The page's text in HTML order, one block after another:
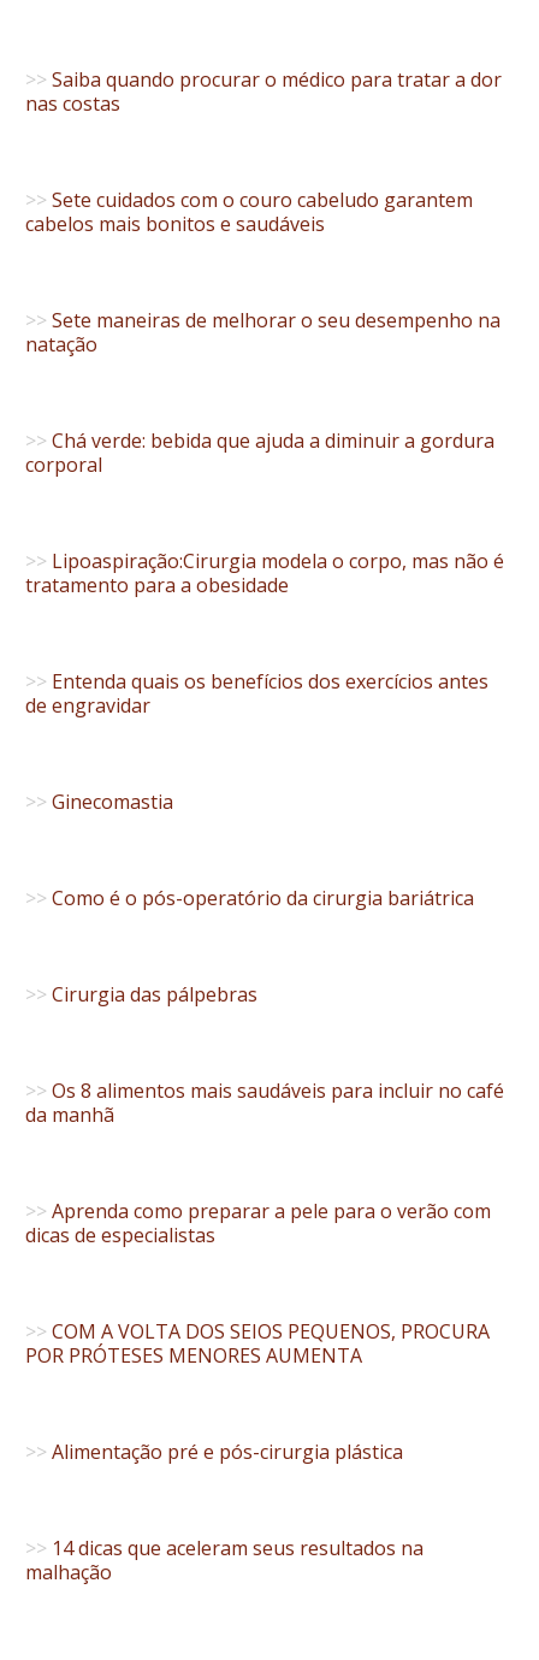
>> Saiba quando procurar o médico para tratar a dor
nas costas
>> Sete cuidados com o couro cabeludo garantem
cabelos mais bonitos e saudáveis
>> Sete maneiras de melhorar o seu desempenho na
natação
>> Chá verde: bebida que ajuda a diminuir a gordura
corporal
>> Lipoaspiração:Cirurgia modela o corpo, mas não é
tratamento para a obesidade
>> Entenda quais os benefícios dos exercícios antes
de engravidar
>> Ginecomastia
>> Como é o pós-operatório da cirurgia bariátrica
>> Cirurgia das pálpebras
>> Os 8 alimentos mais saudáveis para incluir no café
da manhã
>> Aprenda como preparar a pele para o verão com
dicas de especialistas
>> COM A VOLTA DOS SEIOS PEQUENOS, PROCURA
POR PRÓTESES MENORES AUMENTA
>> Alimentação pré e pós-cirurgia plástica
>> 14 dicas que aceleram seus resultados na
malhação